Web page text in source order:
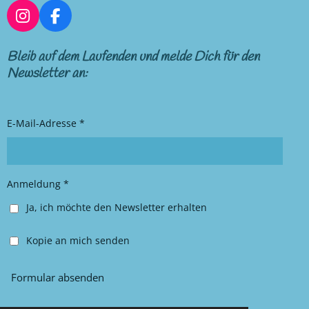
I
n
s
t
a
a
F
a
c
e
b
k
Bleib auf dem Laufenden und melde Dich für den
Newsletter an:
E-Mail-Adresse *
Anmeldung *
Ja, ich möchte den Newsletter erhalten
Kopie an mich senden
Formular absenden